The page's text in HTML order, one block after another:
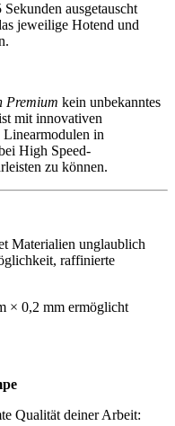
ausgetauscht
jeweilige Hotend und
Premium kein unbekanntes
mit innovativen
Linearmodulen in
High Speed-
zu können.
Materialien unglaublich
raffinierte
× 0,2 mm ermöglicht
Qualität deiner Arbeit: